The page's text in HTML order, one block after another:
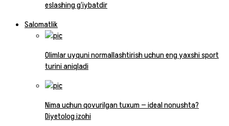
eslashing g‘iybatdir
Salomatlik
Olimlar uyquni normallashtirish uchun eng yaxshi sport
turini aniqladi
Nima uchun qovurilgan tuxum — ideal nonushta?
Diyetolog izohi